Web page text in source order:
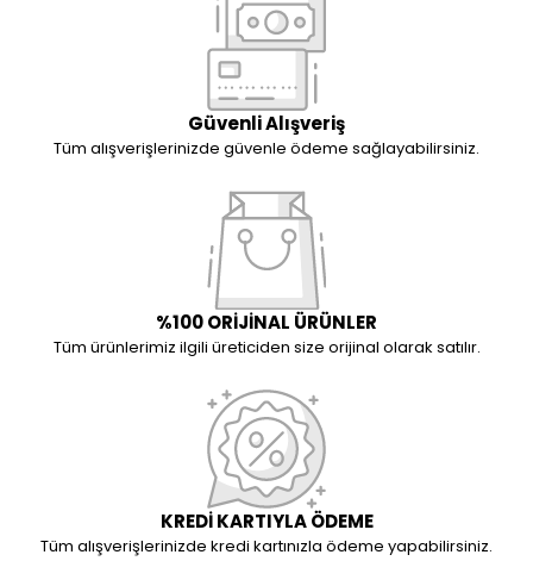
Güvenli Alışveriş
Tüm alışverişlerinizde güvenle ödeme sağlayabilirsiniz.
%100 ORİJİNAL ÜRÜNLER
Tüm ürünlerimiz ilgili üreticiden size orijinal olarak satılır.
KREDİ KARTIYLA ÖDEME
Tüm alışverişlerinizde kredi kartınızla ödeme yapabilirsiniz.